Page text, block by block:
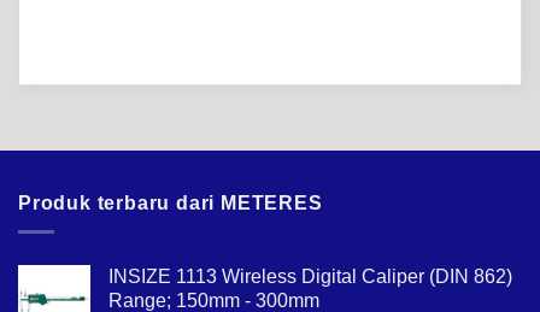
Produk terbaru dari METERES
INSIZE 1113 Wireless Digital Caliper (DIN 862)
Range; 150mm - 300mm